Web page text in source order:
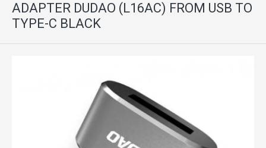
ADAPTER DUDAO (L16AC) FROM USB TO
TYPE-C BLACK